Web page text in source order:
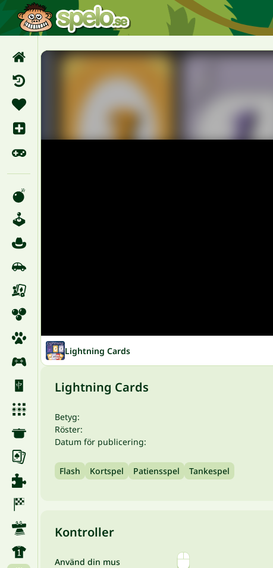
Lightning Cards
Lightning Cards
Betyg:
Röster:
Datum för publicering:
Flash Kortspel Patiensspel Tankespel
Kontroller
Använd din mus